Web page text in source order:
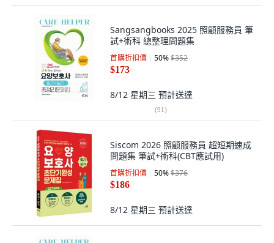
Sangsangbooks 2025 照顧服務員 筆
試+術科 總整理問題集
首購折扣價 50%$352
$173
8/12 星期三 預計送達
(91)
Siscom 2026 照顧服務員 超短期速成
問題集 筆試+術科(CBT應試用)
首購折扣價 50%$376
$186
8/12 星期三 預計送達